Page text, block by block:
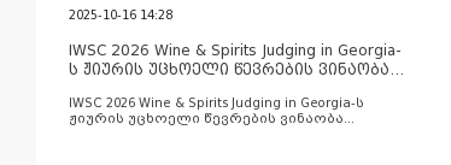
2025-10-16 14:28
IWSC 2026 Wine & Spirits Judging in Georgia-
ს ჟიურის უცხოელი წევრების ვინაობა
IWSC 2026 Wine & Spirits Judging in Georgia-ს
ჟიურის უცხოელი წევრების ვინაობა